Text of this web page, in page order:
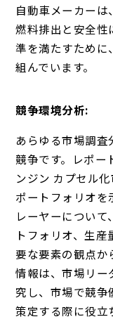
自動車メーカーは
燃料排出と安全性
準を満たすために
組んでいます。
競争環境分析:
あらゆる市場調査
競争です。レポー
ンジン カプセル
ポートフォリオを
レーヤーについて
トフォリオ、生
要な要素の観点か
情報は、市場リー
究し、市場で競争
策定する際に役立